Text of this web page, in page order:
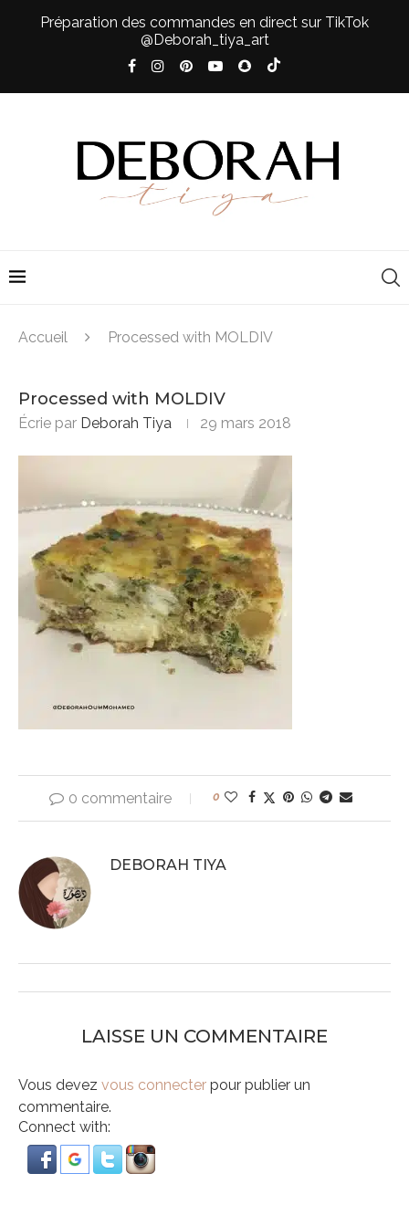
Préparation des commandes en direct sur TikTok
@Deborah_tiya_art
Accueil Processed with MOLDIV
Processed with MOLDIV
Écrie par Deborah Tiya 29 mars 2018
0 commentaire 0
DEBORAH TIYA
LAISSE UN COMMENTAIRE
Vous devez vous connecter pour publier un
commentaire.
Connect with: